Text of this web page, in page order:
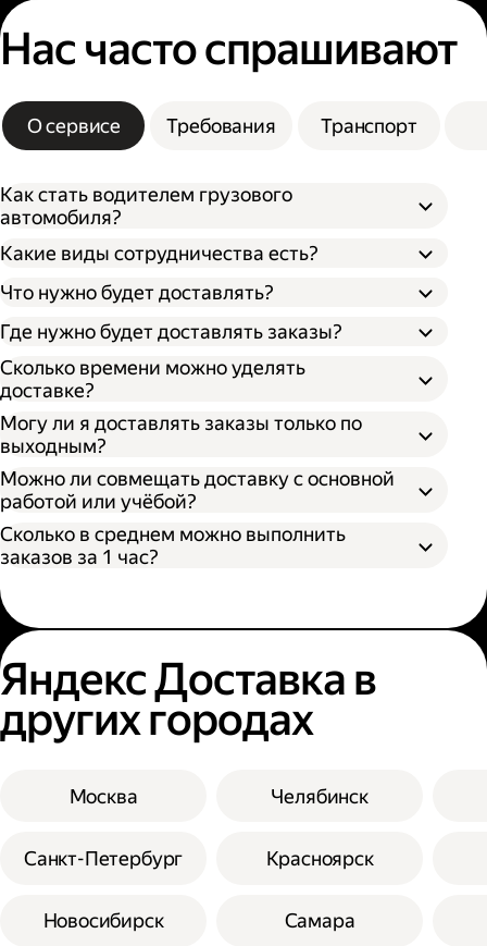
Нас часто спрашивают
О сервисе Требования Транспорт
Как стать водителем грузового
автомобиля?
Какие виды сотрудничества есть?
Через парк;
Через парк как самозанятый;
Как самозанятый;
Что нужно будет доставлять?
Где нужно будет доставлять заказы?
Сколько времени можно уделять
доставке?
Могу ли я доставлять заказы только по
выходным?
Можно ли совмещать доставку с основной
работой или учёбой?
Сколько в среднем можно выполнить
заказов за 1 час?
Яндекс Доставка в
других городах
Москва
Санкт-Петербург
Новосибирск
Челябинск
Красноярск
Самара